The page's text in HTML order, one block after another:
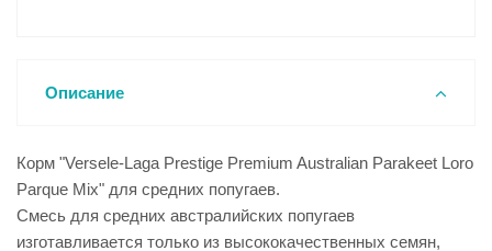
Описание
Корм "Versele-Laga Prestige Premium Australian Parakeet Loro
Parque Mix" для средних попугаев.
Смесь для средних австралийских попугаев
изготавливается только из высококачественных семян,